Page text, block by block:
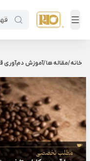
خانه/مقاله ها/آموزش دم‌آوری